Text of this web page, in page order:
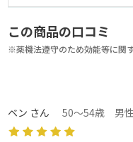
この商品の口コミ
※薬機法遵守のため効能等に関
ベン さん 50～54歳 男性